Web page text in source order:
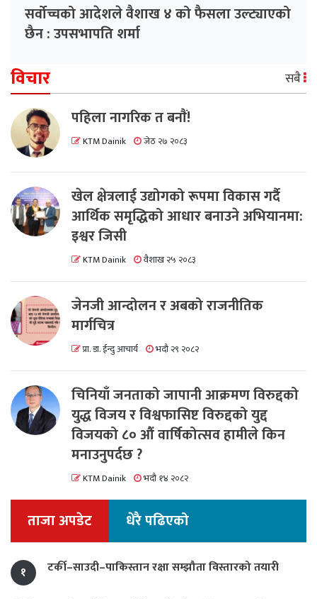
सर्वोच्चको आदेशले वैशाख ४ को फैसला उल्ट्याएको
छैन : उपसभापति शर्मा
विचार सबै
पहिला नागरिक त बनाैं!
KTM Dainik जेठ २७ २०८३
खेल क्षेत्रलाई उद्योगको रूपमा विकास गर्दै
आर्थिक समृद्धिको आधार बनाउने अभियानमा:
इश्वर जिसी
KTM Dainik वैशाख २५ २०८३
जेनजी आन्दोलन र अबको राजनीतिक
मार्गचित्र
प्रा. डा. ईन्दु आचार्य भदौ २९ २०८२
चिनियाँ जनताको जापानी आक्रमण विरुद्दको
युद्ध विजय र विश्वफासिष्ट विरुद्दको युद्द
विजयको ८० औं वार्षिकोत्सव हामीले किन
मनाउनुपर्दछ ?
KTM Dainik भदौ १४ २०८२
ताजा अपडेट धेरै पढिएको
१ टर्की–साउदी–पाकिस्तान रक्षा सम्झौता विस्तारको तयारी